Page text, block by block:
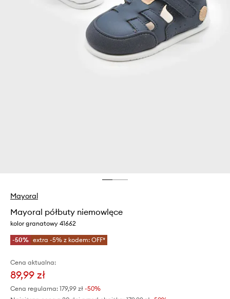
Mayoral
Mayoral półbuty niemowlęce
kolor granatowy 41662
-50% extra -5% z kodem: OFF*
Cena aktualna:
89,99 zł
Cena regularna: 179,99 zł -50%